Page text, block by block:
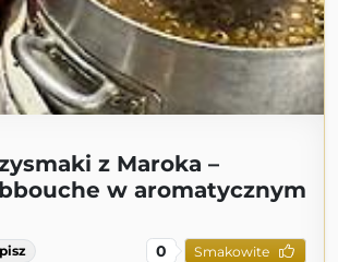
z Maroka –
w aromatycznym
0 Smakowite